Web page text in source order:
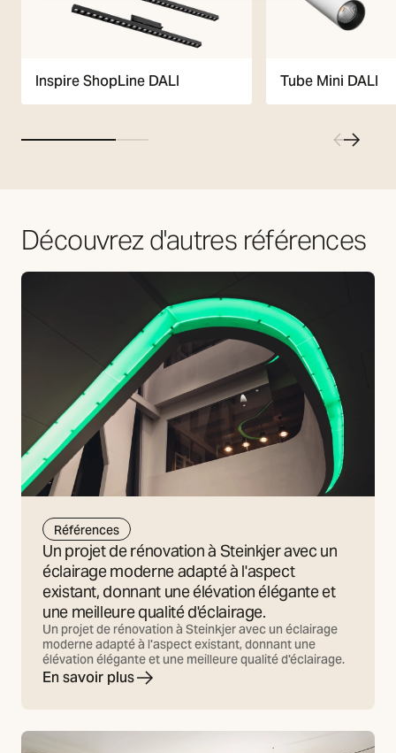
Inspire ShopLine DALI Tube Mini DALI
Découvrez d'autres références
Références
Un projet de rénovation à Steinkjer avec un
éclairage moderne adapté à l'aspect
existant, donnant une élévation élégante et
une meilleure qualité d'éclairage.
Un projet de rénovation à Steinkjer avec un éclairage
moderne adapté à l'aspect existant, donnant une
élévation élégante et une meilleure qualité d'éclairage.
En savoir plus